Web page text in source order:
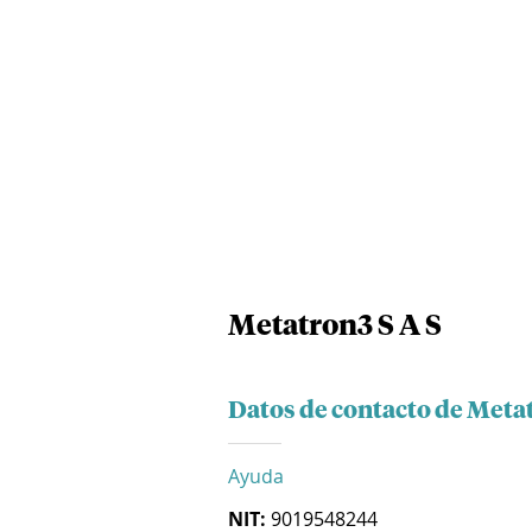
Metatron3 S A S
Datos de contacto de
Ayuda
NIT: 9019548244